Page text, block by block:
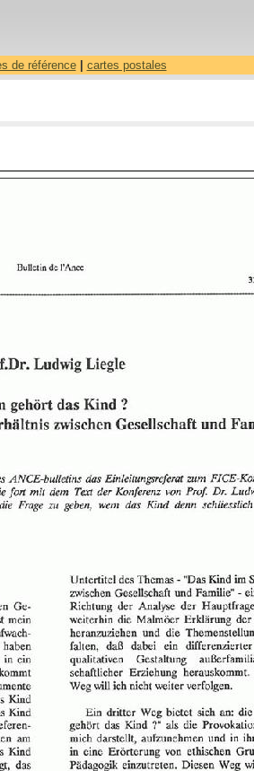
de référence| cartes postales